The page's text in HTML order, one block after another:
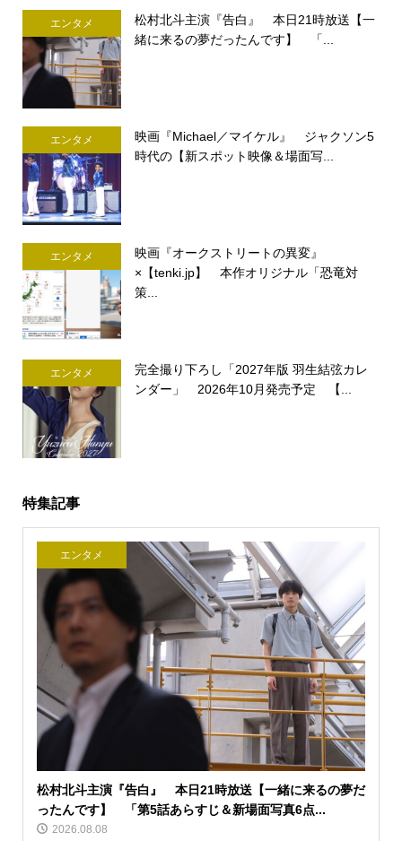
エンタメ
松村北斗主演『告白』 本日21時放送【一
緒に来るの夢だったんです】 「...
エンタメ
映画『Michael／マイケル』 ジャクソン5
時代の【新スポット映像＆場面写...
エンタメ
映画『オークストリートの異変』
×【tenki.jp】 本作オリジナル「恐竜対
策...
エンタメ
完全撮り下ろし「2027年版 羽生結弦カレ
ンダー」 2026年10月発売予定 【...
特集記事
エンタメ
松村北斗主演『告白』 本日21時放送【一緒に来るの夢だ
ったんです】 「第5話あらすじ＆新場面写真6点...
2026.08.08